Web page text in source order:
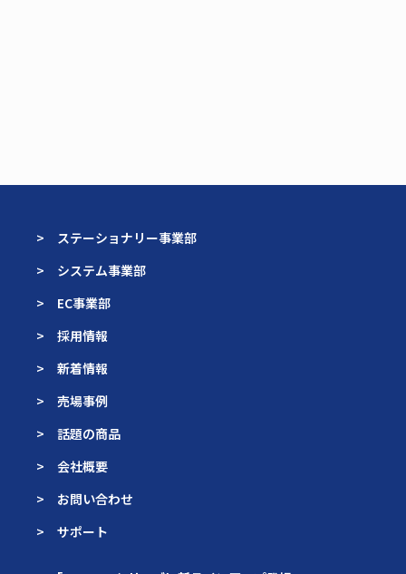
> ステーショナリー事業部
> システム事業部
> EC事業部
> 採用情報
> 新着情報
> 売場事例
> 話題の商品
> 会社概要
> お問い合わせ
> サポート